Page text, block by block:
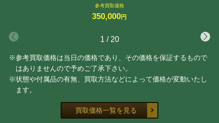
参考買取価格
350,000円
1 / 20
※参考買取価格は当日の価格であり、その価格を保証するもので
はありませんので予めご了承下さい。
※状態や付属品の有無、買取方法などによって価格が変動いたし
ます。
買取価格一覧を見る